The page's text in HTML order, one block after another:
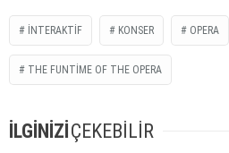
INTERAKTIF KONSER OPERA
THE FUNTIME OF THE OPERA
İLGİNİZİ ÇEKEBİLİR